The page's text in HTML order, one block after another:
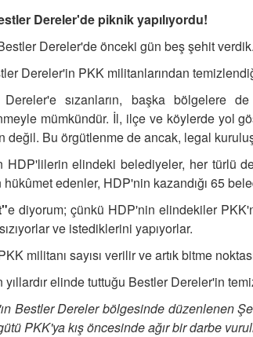
Dereler'de piknik yapılıyordu!
Dereler'de önceki gün beş şehit
Dereler'in PKK militanlarından
Dereler'e sızanların, başka bölgelere
mümkündür. İl, ilçe ve köylerde yol
değil. Bu örgütlenme de ancak, legal
HDP'lilerin elindeki belediyeler, her türlü
hükûmet edenler, HDP'nin kazandığı 65
e diyorum; çünkü HDP'nin elindekiler
ve istediklerini yapıyorlar.
militanı sayısı verilir ve artık bitme
yıllardır elinde tuttuğu Bestler Dereler'in
Bestler Dereler bölgesinde düzenlenen
PKK'ya kış öncesinde ağır bir darbe